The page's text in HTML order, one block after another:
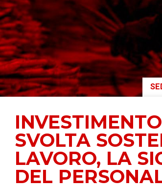
FISAC
FLAI
FLC
FP
NIDIL
SILP
SLC
SVOLTA
LAVORO, LA
DEL